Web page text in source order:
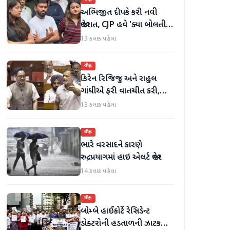
અભિજીત દીપકે કરી નવી
જાહેરાત, CJP હવે 'ક્યા બોલતી
પબ્લિક' અભિયાન શરૂ કરશે
13 કલાક પહેલા
રાષ્ટ્રીય
કિરેન રિજિજુ અને રાહુલ
ગાંધીએ ફરી વાતચીત કરી,
મહિલા અનામત અને સીમાંકન
13 કલાક પહેલા
રાષ્ટ્રીય
ભારે વરસાદને કારણે
રુદ્રપ્રયાગમાં હાઇ એલર્ટ જાહેર
14 કલાક પહેલા
રાષ્ટ્રીય
બોમ્બે હાઈકોર્ટે રેસિડેન્ટ
ડોક્ટરોની હડતાળની ઝાટકણી